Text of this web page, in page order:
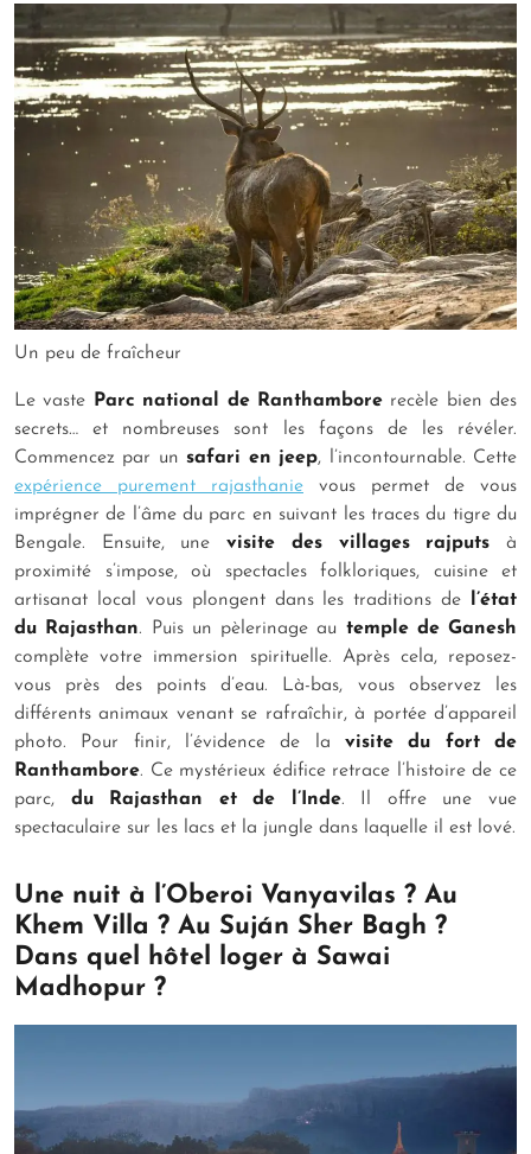
Un peu de fraîcheur
Le vaste Parc national de Ranthamborerecèle bien des
secrets… et nombreuses sont les façons de les révéler.
Commencez par unsafari en jeep, l’incontournable. Cette
expérience purement rajasthanie vous permet de vous
imprégner de l’âme du parc en suivant les traces du tigre du
Bengale. Ensuite, une visite des villages rajputs à
proximité s’impose, où spectacles folkloriques, cuisine et
artisanat local vous plongent dans les traditions de l’état
du Rajasthan. Puis un pèlerinage au temple de Ganesh
complète votre immersion spirituelle. Après cela, reposez-
vous près des points d’eau. Là-bas, vous observez les
différents animaux venant se rafraîchir, à portée d’appareil
photo. Pour finir, l’évidence de la visite du fort de
Ranthambore. Ce mystérieux édifice retrace l’histoire de ce
parc, du Rajasthan et de l’Inde. Il offre une vue
spectaculaire sur les lacs et la jungle dans laquelle il est lové.
Une nuit à l’Oberoi Vanyavilas ? Au
Khem Villa ? Au Suján Sher Bagh ?
Dans quel hôtel loger à Sawai
Madhopur ?